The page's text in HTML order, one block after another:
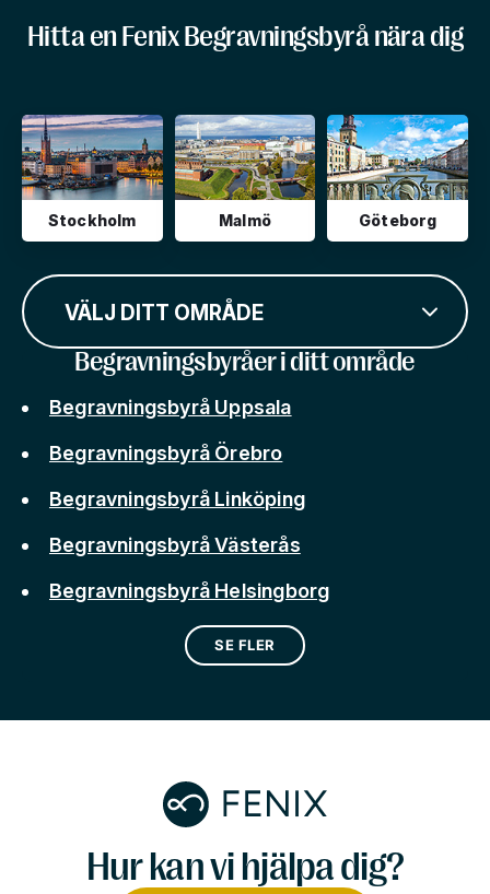
Hitta en Fenix Begravningsbyrå nära dig
Stockholm Malmö Göteborg
VÄLJ DITT OMRÅDE
Begravningsbyråer i ditt område
Begravningsbyrå Uppsala
Begravningsbyrå Örebro
Begravningsbyrå Linköping
Begravningsbyrå Västerås
Begravningsbyrå Helsingborg
SE FLER
Hur kan vi hjälpa dig?